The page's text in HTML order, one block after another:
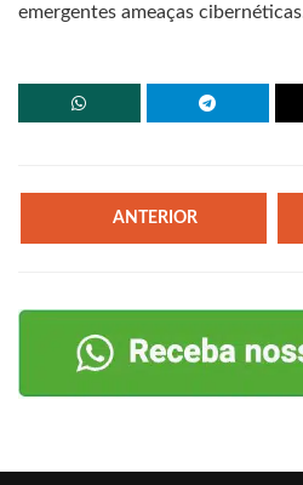
emergentes ameaças
ANTERIOR